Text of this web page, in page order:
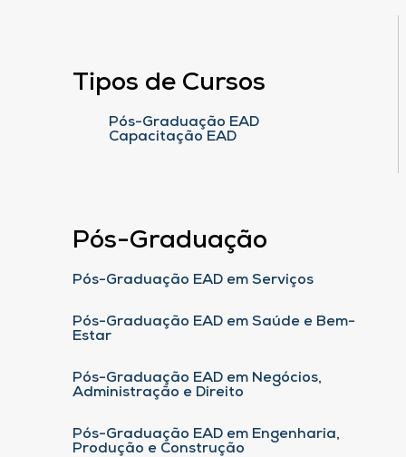
Tipos de Cursos
Pós-Graduação EAD
Capacitação EAD
Pós-Graduação
Pós-Graduação EAD em Serviços
Pós-Graduação EAD em Saúde e Bem-
Estar
Pós-Graduação EAD em Negócios,
Administração e Direito
Pós-Graduação EAD em Engenharia,
Produção e Construção